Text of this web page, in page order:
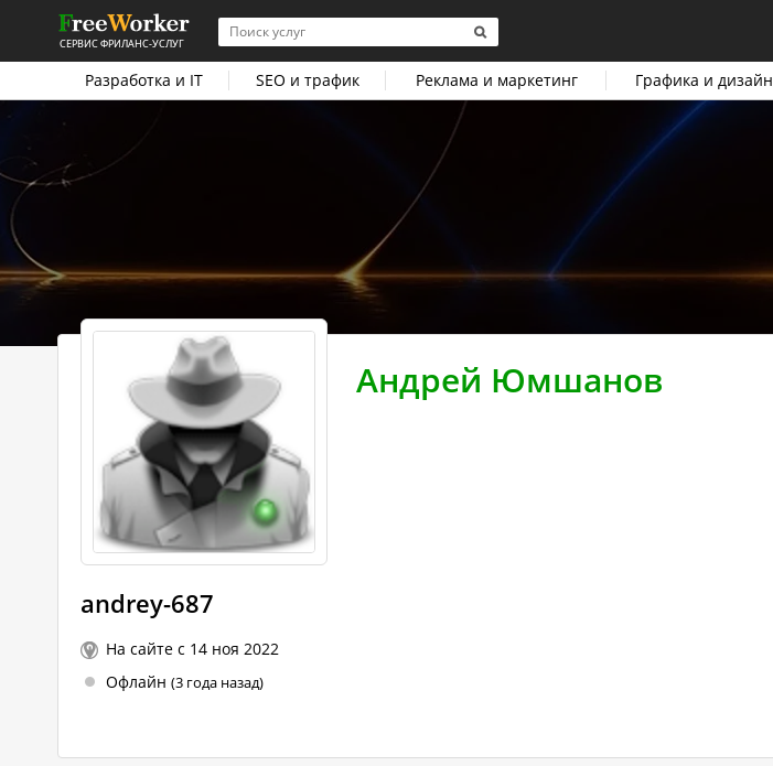
СЕРВИС ФРИЛАНС-УСЛУГ
Разработка и IT SEO и трафик Реклама и маркетинг Графика и дизайн
andrey-687
На сайте с 14 ноя 2022
Офлайн (3 года назад)
Андрей Юмшанов